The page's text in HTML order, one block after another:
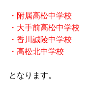
・附属高松中学校
・大手前高松中学校
・香川誠陵中学校
・高松北中学校
となります。